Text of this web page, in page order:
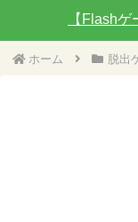
【Flash
ホーム 脱出